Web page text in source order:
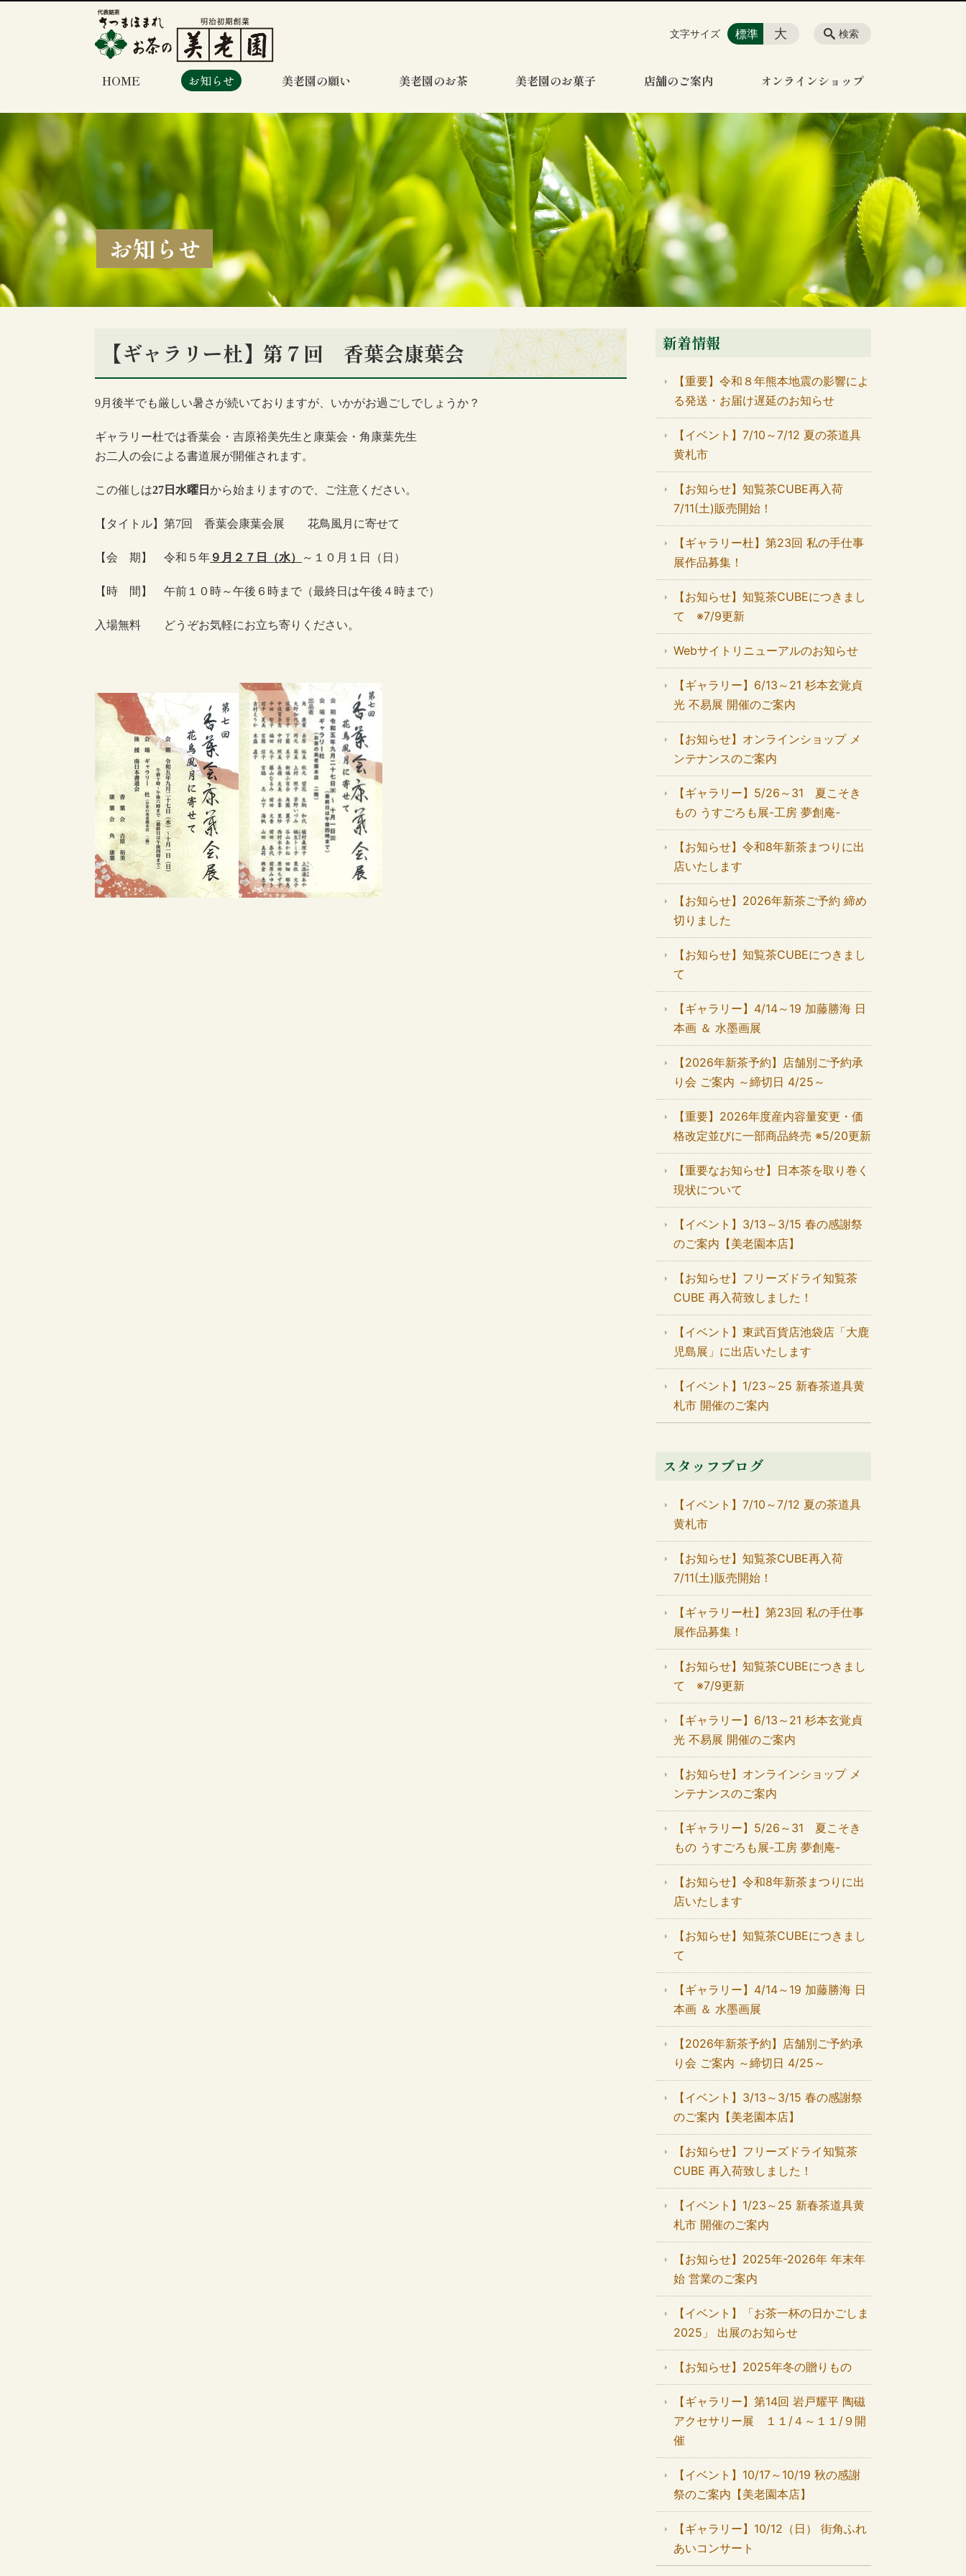
HOME お知らせ 美老園の願い 美老園のお茶 美老園のお菓子 店舗のご案内 オンラインショップ
検索
文字サイズ 標準 大
お知らせ
【ギャラリー杜】第７回 香葉会康葉会
9月後半でも厳しい暑さが続いておりますが、いかがお過ごしでしょうか？
ギャラリー杜では香葉会・吉原裕美先生と康葉会・角康葉先生
お二人の会による書道展が開催されます。
この催しは27日水曜日 から始まりますので、ご注意ください。
【タイトル】第7回 香葉会康葉会展 花鳥風月に寄せて
【会 期】 令和５年 ９月２７日（水） ～１０月１日（日）
【時 間】 午前１０時～午後６時まで（最終日は午後４時まで）
入場無料 どうぞお気軽にお立ち寄りください。
新着情報
【重要】令和８年熊本地震の影響によ
る発送・お届け遅延のお知らせ
【イベント】7/10～7/12 夏の茶道具
黄札市
【お知らせ】知覧茶CUBE再入荷
7/11(土)販売開始！
【ギャラリー杜】第23回 私の手仕事
展作品募集！
【お知らせ】知覧茶CUBEにつきまし
て ※7/9更新
Webサイトリニューアルのお知らせ
【ギャラリー】6/13～21 杉本玄覚貞
光 不易展 開催のご案内
【お知らせ】オンラインショップ メ
ンテナンスのご案内
【ギャラリー】5/26～31 夏こそき
もの うすごろも展-工房 夢創庵-
【お知らせ】令和8年新茶まつりに出
店いたします
【お知らせ】2026年新茶ご予約 締め
切りました
【お知らせ】知覧茶CUBEにつきまし
て
【ギャラリー】4/14～19 加藤勝海 日
本画 ＆ 水墨画展
【2026年新茶予約】店舗別ご予約承
り会 ご案内 ～締切日 4/25～
【重要】2026年度産内容量変更・価
格改定並びに一部商品終売 ※5/20更新
【重要なお知らせ】日本茶を取り巻く
現状について
【イベント】3/13～3/15 春の感謝祭
のご案内【美老園本店】
【お知らせ】フリーズドライ知覧茶
CUBE 再入荷致しました！
【イベント】東武百貨店池袋店「大鹿
児島展」に出店いたします
【イベント】1/23～25 新春茶道具黄
札市 開催のご案内
スタッフブログ
【イベント】7/10～7/12 夏の茶道具
黄札市
【お知らせ】知覧茶CUBE再入荷
7/11(土)販売開始！
【ギャラリー杜】第23回 私の手仕事
展作品募集！
【お知らせ】知覧茶CUBEにつきまし
て ※7/9更新
【ギャラリー】6/13～21 杉本玄覚貞
光 不易展 開催のご案内
【お知らせ】オンラインショップ メ
ンテナンスのご案内
【ギャラリー】5/26～31 夏こそき
もの うすごろも展-工房 夢創庵-
【お知らせ】令和8年新茶まつりに出
店いたします
【お知らせ】知覧茶CUBEにつきまし
て
【ギャラリー】4/14～19 加藤勝海 日
本画 ＆ 水墨画展
【2026年新茶予約】店舗別ご予約承
り会 ご案内 ～締切日 4/25～
【イベント】3/13～3/15 春の感謝祭
のご案内【美老園本店】
【お知らせ】フリーズドライ知覧茶
CUBE 再入荷致しました！
【イベント】1/23～25 新春茶道具黄
札市 開催のご案内
【お知らせ】2025年-2026年 年末年
始 営業のご案内
【イベント】「お茶一杯の日かごしま
2025」 出展のお知らせ
【お知らせ】2025年冬の贈りもの
【ギャラリー】第14回 岩戸耀平 陶磁
アクセサリー展 １１/４～１１/９開
催
【イベント】10/17～10/19 秋の感謝
祭のご案内【美老園本店】
【ギャラリー】10/12（日） 街角ふれ
あいコンサート